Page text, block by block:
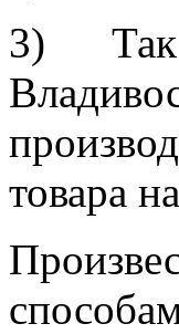
3) Так
товара